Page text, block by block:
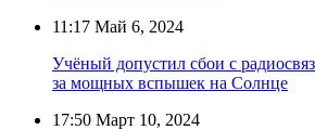
11:17 Май 6, 2024
Учёный допустил сбои с
за мощных вспышек на Солнце
17:50 Март 10, 2024